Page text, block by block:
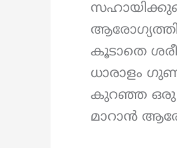
കൂടാതെ
ധാരാളം
കുറഞ്ഞ ഒരു
മാറാൻ